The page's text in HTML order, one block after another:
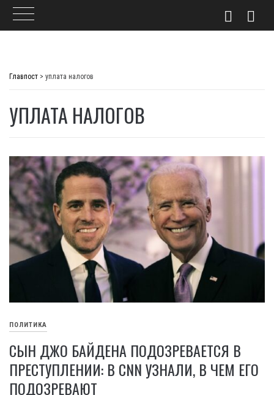
Главпост > уплата налогов
УПЛАТА НАЛОГОВ
ПОЛИТИКА
СЫН ДЖО БАЙДЕНА ПОДОЗРЕВАЕТСЯ В
ПРЕСТУПЛЕНИИ: В CNN УЗНАЛИ, В ЧЕМ ЕГО
ПОДОЗРЕВАЮТ